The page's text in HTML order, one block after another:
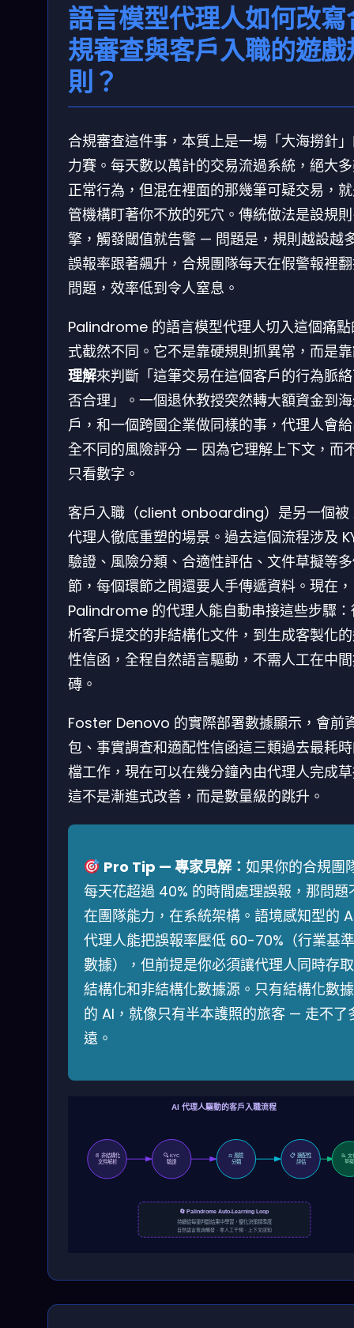
語言模型代理人如何改寫
規審查與客戶入職的遊戲
則？
合規審查這件事，本質上是一場「大海撈針
力賽。每天數以萬計的交易流過系統，絕大
正常行為，但混在裡面的那幾筆可疑交易，
管機構盯著你不放的死穴。傳統做法是設規
擎，觸發閾值就告警 — 問題是，規則越設越
誤報率跟著飆升，合規團隊每天在假警報裡
問題，效率低到令人窒息。
Palindrome 的語言模型代理人切入這個痛
式截然不同。它不是靠硬規則抓異常，而是靠
理解來判斷「這筆交易在這個客戶的行為脈
否合理」。一個退休教授突然轉大額資金到
戶，和一個跨國企業做同樣的事，代理人會
全不同的風險評分 — 因為它理解上下文，而
只看數字。
客戶入職（client onboarding）是另一個被
代理人徹底重塑的場景。過去這個流程涉及
驗證、風險分類、合適性評估、文件草擬等
節，每個環節之間還要人手傳遞資料。現在，
Palindrome 的代理人能自動串接這些步驟
析客戶提交的非結構化文件，到生成客製化
性信函，全程自然語言驅動，不需人工在中
磚。
Foster Denovo 的實際部署數據顯示，會前
包、事實調查和適配性信函這三類過去最耗
檔工作，現在可以在幾分鐘內由代理人完成
這不是漸進式改善，而是數量級的跳升。
Pro Tip — 專家見解： 如果你的合規團
每天花超過 40% 的時間處理誤報，那問題
在團隊能力，在系統架構。語境感知型的
代理人能把誤報率壓低 60-70%（行業基準
數據），但前提是你必須讓代理人同時存取
結構化和非結構化數據源。只有結構化數據
的 AI，就像只有半本護照的旅客 — 走不了
遠。
AI 代理人驅動的客戶入職流程
📄 非結構化
文件解析
🔍 KYC
驗證
⚖️ 風險
分類
📋 適配性
評估
📝 文
草擬
🔄 Palindrome Auto-Learning Loop
持續從每筆判斷結果中學習，優化決策精準度
自然語言查詢觸發 · 零人工干預 · 上下文感知